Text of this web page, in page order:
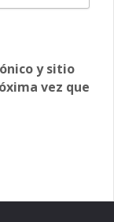
y sitio
vez que